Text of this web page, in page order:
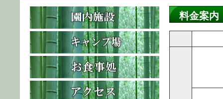
料金案内